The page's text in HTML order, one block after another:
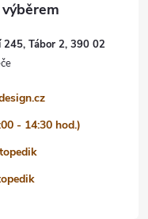
245, Tábor 2, 390 02
- 14:30 hod.)